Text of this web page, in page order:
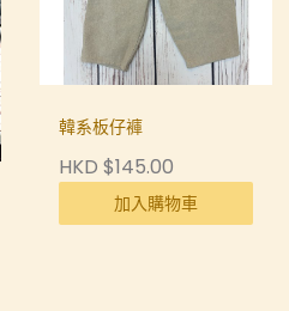
韓系板仔褲
HKD $145.00
加入購物車